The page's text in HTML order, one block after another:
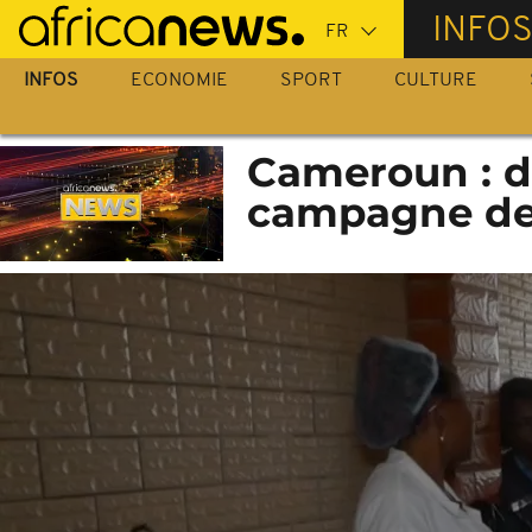
Passer
au
contenu
INFOS
INFOS ECONOMIE SPORT CULTURE
Cameroun :
campagne